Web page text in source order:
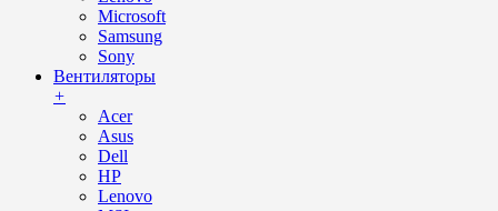
Microsoft
Samsung
Sony
Вентиляторы
+
Acer
Asus
Dell
HP
Lenovo